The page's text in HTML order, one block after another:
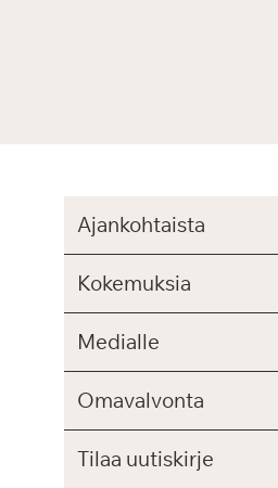
Ajankohtaista
Kokemuksia
Medialle
Omavalvonta
Tilaa uutiskirje